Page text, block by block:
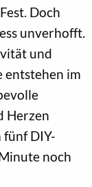
Doch
unverhofft.
und
entstehen im
Herzen
fünf DIY-
noch